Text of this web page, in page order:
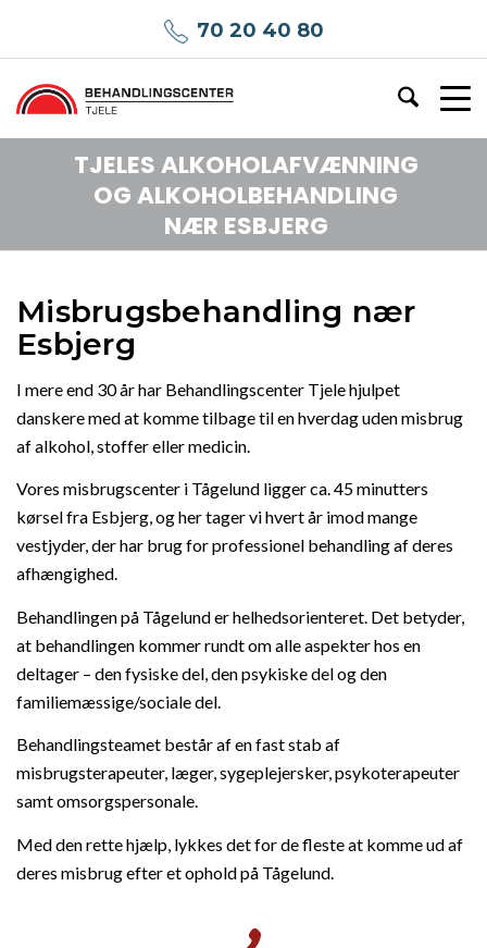
70 20 40 80
TJELES ALKOHOLAFVÆNNING
OG ALKOHOLBEHANDLING
NÆR ESBJERG
Misbrugsbehandling nær
Esbjerg
I mere end 30 år har Behandlingscenter Tjele hjulpet
danskere med at komme tilbage til en hverdag uden misbrug
af alkohol, stoffer eller medicin.
Vores misbrugscenter i Tågelund ligger ca. 45 minutters
kørsel fra Esbjerg, og her tager vi hvert år imod mange
vestjyder, der har brug for professionel behandling af deres
afhængighed.
Behandlingen på Tågelund er helhedsorienteret. Det betyder,
at behandlingen kommer rundt om alle aspekter hos en
deltager – den fysiske del, den psykiske del og den
familiemæssige/sociale del.
Behandlingsteamet består af en fast stab af
misbrugsterapeuter, læger, sygeplejersker, psykoterapeuter
samt omsorgspersonale.
Med den rette hjælp, lykkes det for de fleste at komme ud af
deres misbrug efter et ophold på Tågelund.